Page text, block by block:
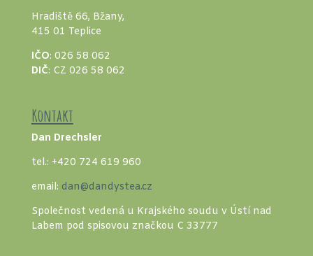
Hradiště 66, Bžany,
415 01 Teplice
IČO: 026 58 062
DIČ: CZ 026 58 062
Kontakt
Dan Drechsler
tel.: +420 724 619 960
email: dan@dandystea.cz
Společnost vedená u Krajského soudu v Ústí nad
Labem pod spisovou značkou C 33777